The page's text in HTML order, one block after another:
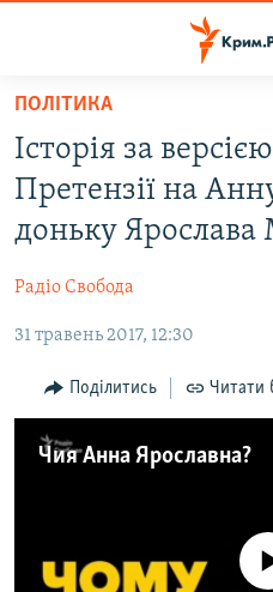
Перейти
основного
матеріалу
Перейти
до
основної
Перейти
пошуку
ВОДА.КРИМ
ВІДЕО ТА ФОТО
БЛОГИ
ПОГЛЯД
ІНТЕРВ'Ю
ВСЕ ЗА ДЕНЬ
СПЕЦПРОЕКТИ
ВІДЕОУРОКИ «ELIFBE»
Русский
ПОЛІТИКА
Історія за
Претензії на
доньку Ярослава
Радіо Свобода
31 травень 2017, 12:30
Поділитись Читати
Чия Анна Ярославна?
No media